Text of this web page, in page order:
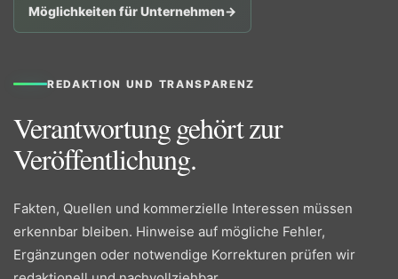
Möglichkeiten für Unternehmen→
REDAKTION UND TRANSPARENZ
Verantwortung gehört zur
Veröffentlichung.
Fakten, Quellen und kommerzielle Interessen müssen
erkennbar bleiben. Hinweise auf mögliche Fehler,
Ergänzungen oder notwendige Korrekturen prüfen wir